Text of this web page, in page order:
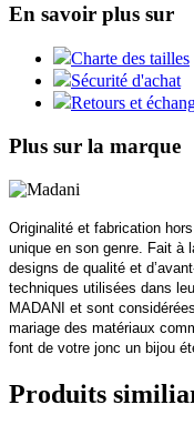
En savoir plus sur
Charte des tailles
Sécurité d'achat
Retours et
Plus sur la marque
Originalité et fabrication
unique en son genre. Fait à
designs de qualité et
techniques utilisées dans
MADANI et sont
mariage des matériaux
font de votre jonc un bijou
Produits